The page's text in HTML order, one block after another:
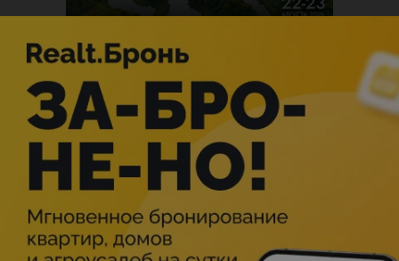
Театрализованная музыкальная сказка «Кошкин дом на
новый лад» в стихотворной форме рассчитана на
старших дошкольников и младших школьников.